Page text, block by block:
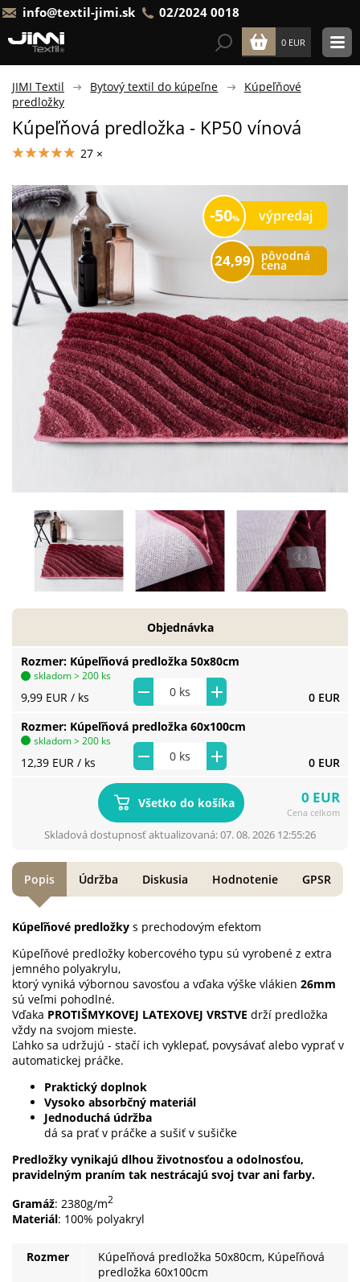
info@textil-jimi.sk 02/2024 0018
0 EUR
JIMI Textil Bytový textil do kúpeľne
Kúpeľňové
predložky
Kúpeľňová predložka - KP50 vínová
27 ×
výpredaj
50
pôvodná
cena
24,99
Rozmer Kúpeľňová predložka 50x80cm
9,99 EUR / ks 0 EUR
skladom > 200 ks
Rozmer Kúpeľňová predložka 60x100cm
12,39 EUR / ks 0 EUR
skladom > 200 ks
Objednávka
Všetko do košíka 0 EUR
Cena celkom
Skladová dostupnosť aktualizovaná: 07. 08. 2026 12:55:26
Kúpeľňové predložky s prechodovým efektom
Kúpeľňové predložky kobercového typu sú vyrobené z extra
jemného polyakrylu,
ktorý vyniká výbornou savosťou a vďaka výške vlákien 26mm
sú veľmi pohodlné.
Vďaka PROTIŠMYKOVEJ LATEXOVEJ VRSTVE drží predložka
vždy na svojom mieste.
Ľahko sa udržujú - stačí ich vyklepať, povysávať alebo vyprať v
automatickej práčke.
Praktický doplnok
Vysoko absorbčný materiál
Jednoduchá údržba
dá sa prať v práčke a sušiť v sušičke
Predložky vynikajú dlhou životnosťou a odolnosťou,
pravidelným praním tak nestrácajú svoj tvar ani farby.
Gramáž: 2380g/m2
Materiál: 100% polyakryl
Rozmer
Kúpeľňová predložka 50x80cm, Kúpeľňová
predložka 60x100cm
Popis Údržba Diskusia Hodnotenie GPSR